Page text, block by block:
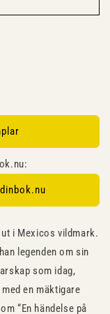
i Mexicos vildmark.
legenden om sin
som idag,
en mäktigare
“En händelse på